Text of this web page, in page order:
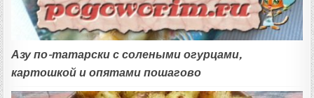
Азу по-татарски с солеными огурцами,
картошкой и опятами пошагово